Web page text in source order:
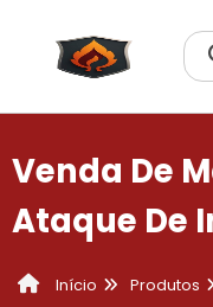
Venda De
Ataque De
Início
Produtos